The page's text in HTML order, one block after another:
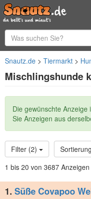
Snautz.de Tiermarkt
Mischlingshunde
Statusmeldung
Die gewünschte
Sie Anzeigen aus
Filter (2)
1 bis 20 von 3687 Anzeigen
1. Süße Covapoo